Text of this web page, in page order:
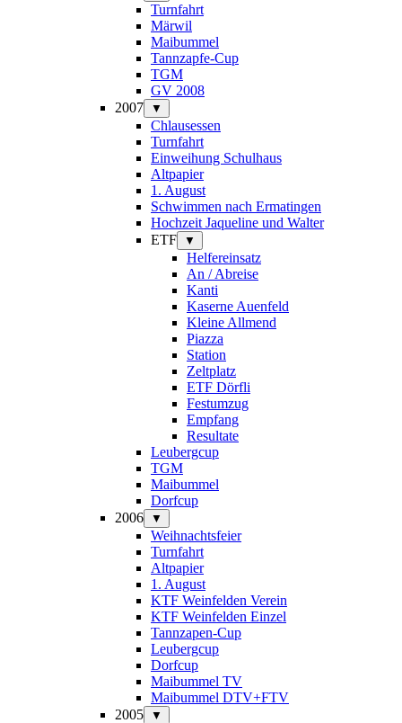
Turnfahrt
Märwil
Maibummel
Tannzapfe-Cup
TGM
GV 2008
2007
▼
Chlausessen
Turnfahrt
Einweihung Schulhaus
Altpapier
1. August
Schwimmen nach Ermatingen
Hochzeit Jaqueline und Walter
ETF
▼
Helfereinsatz
An / Abreise
Kanti
Kaserne Auenfeld
Kleine Allmend
Piazza
Station
Zeltplatz
ETF Dörfli
Festumzug
Empfang
Resultate
Leubergcup
TGM
Maibummel
Dorfcup
2006
▼
Weihnachtsfeier
Turnfahrt
Altpapier
1. August
KTF Weinfelden Verein
KTF Weinfelden Einzel
Tannzapen-Cup
Leubergcup
Dorfcup
Maibummel TV
Maibummel DTV+FTV
2005
▼